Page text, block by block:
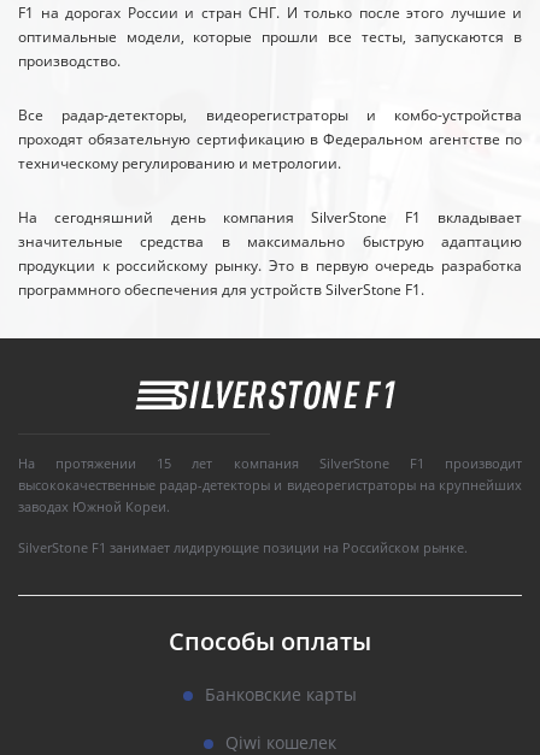
F1 на дорогах России и стран СНГ. И только после этого лучшие и
оптимальные модели, которые прошли все тесты, запускаются в
производство.
Все радар-детекторы, видеорегистраторы и комбо-устройства
проходят обязательную сертификацию в Федеральном агентстве по
техническому регулированию и метрологии.
На сегодняшний день компания SilverStone F1 вкладывает
значительные средства в максимально быструю адаптацию
продукции к российскому рынку. Это в первую очередь разработка
программного обеспечения для устройств SilverStone F1.
На протяжении 15 лет компания SilverStone F1 производит
высококачественные радар-детекторы и видеорегистраторы на крупнейших
заводах Южной Кореи.
SilverStone F1 занимает лидирующие позиции на Российском рынке.
Способы оплаты
Банковские карты
Qiwi кошелек